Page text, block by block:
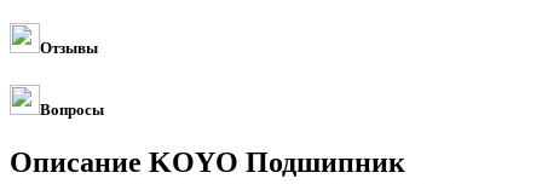
Отзывы
Вопросы
Описание KOYO Подшипник